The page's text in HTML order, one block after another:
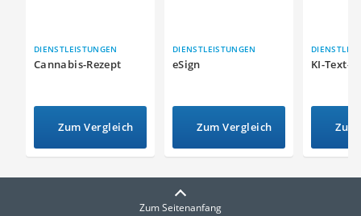
DIENSTLEISTUNGEN
Cannabis-Rezept
Zum Vergleich
DIENSTLEISTUNGEN
eSign
Zum Vergleich
KI-Text-
Zum Seitenanfang